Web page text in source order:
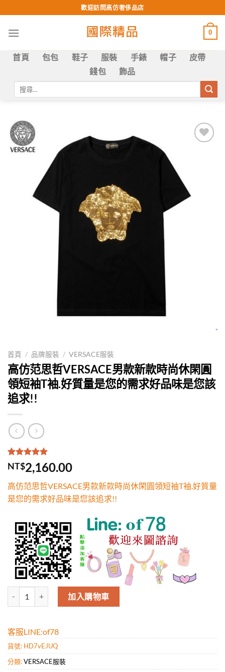
to
content
歡迎訪問高仿奢侈品店
0
首頁 包包 鞋子 服裝 手錶 帽子
皮帶
錢包
飾品
字:
首頁 / 品牌服裝 / VERSACE服裝
高仿范思哲VERSACE男款新款時尚休閑圓
領短袖T袖.好質量是您的需求好品味是您該
追求!!
評分5.00 /
5，已有
1
位
分
NT$2,160.00
高仿范思哲VERSACE男款新款時尚休閑圓領短袖T袖.好質量
是您的需求好品味是您該追求!!
高仿范思哲VERSACE男款新款時尚休閑圓領短袖T袖.好質量是您的
加入購物車
客服LINE:of78
貨號: HD7vEJUQ
分類:VERSACE服裝